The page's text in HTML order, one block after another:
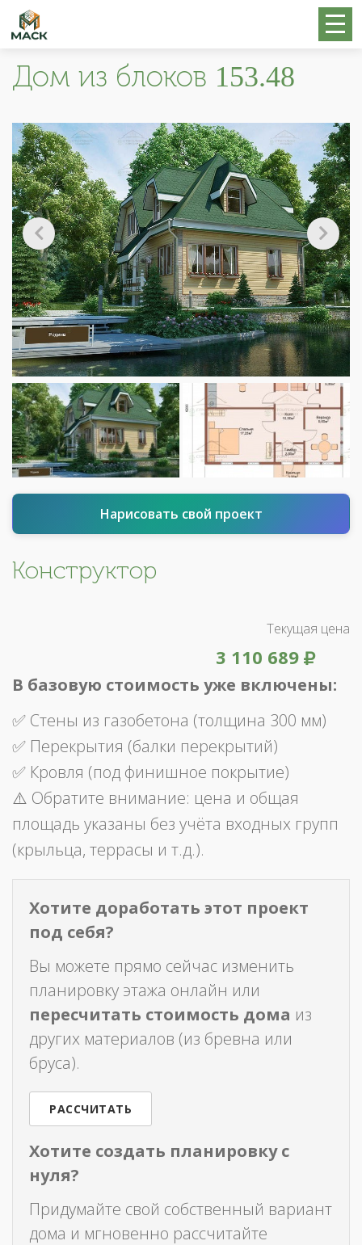
Дом из блоков 153.48
Нарисовать свой проект
Конструктор
Текущая цена
3 110 689
В базовую стоимость уже включены:
✅ Стены из газобетона (толщина 300 мм)
✅ Перекрытия (балки перекрытий)
✅ Кровля (под финишное покрытие)
⚠️ Обратите внимание: цена и общая
площадь указаны без учёта входных групп
(крыльца, террасы и т.д.).
Хотите доработать этот проект
под себя?
Вы можете прямо сейчас изменить
планировку этажа онлайн или
пересчитать стоимость дома из
других материалов (из бревна или
бруса).
РАССЧИТАТЬ
Хотите создать планировку с
нуля?
Придумайте свой собственный вариант
дома и мгновенно рассчитайте